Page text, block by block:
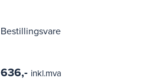
Bestillingsvare
636,- inkl.mva